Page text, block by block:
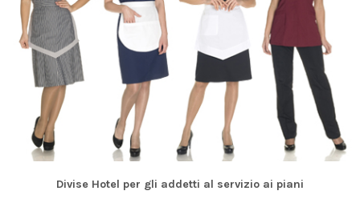
Divise Hotel per gli addetti al servizio ai piani